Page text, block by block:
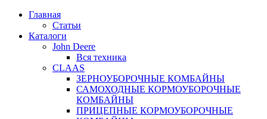
Главная
Статьи
Каталоги
John Deere
Вся техника
CLAAS
ЗЕРНОУБОРОЧНЫЕ КОМБАЙНЫ
САМОХОДНЫЕ КОРМОУБОРОЧНЫЕ
КОМБАЙНЫ
ПРИЦЕПНЫЕ КОРМОУБОРОЧНЫЕ